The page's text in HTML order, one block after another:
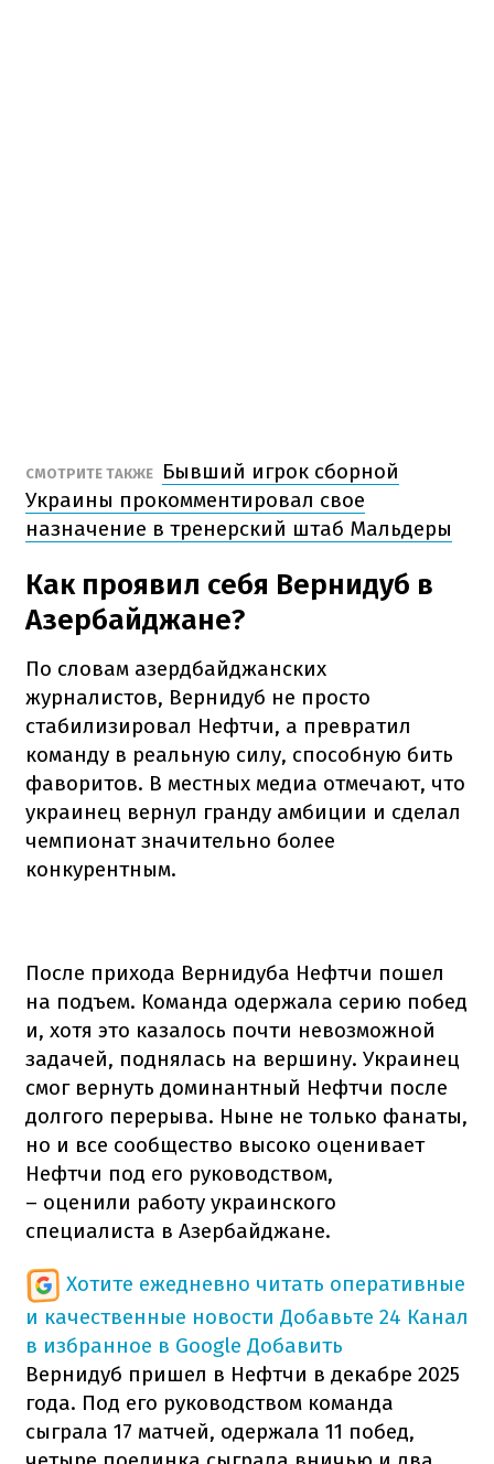
СМОТРИТЕ ТАКЖЕ
Бывший игрок сборной
Украины прокомментировал свое
назначение в тренерский штаб Мальдеры
Как проявил себя Вернидуб в
Азербайджане?
По словам азердбайджанских
журналистов, Вернидуб не просто
стабилизировал Нефтчи, а превратил
команду в реальную силу, способную бить
фаворитов. В местных медиа отмечают, что
украинец вернул гранду амбиции и сделал
чемпионат значительно более
конкурентным.
После прихода Вернидуба Нефтчи пошел
на подъем. Команда одержала серию побед
и, хотя это казалось почти невозможной
задачей, поднялась на вершину. Украинец
смог вернуть доминантный Нефтчи после
долгого перерыва. Ныне не только фанаты,
но и все сообщество высоко оценивает
Нефтчи под его руководством,
– оценили работу украинского
специалиста в Азербайджане.
Хотите ежедневно читать оперативные
и качественные новости Добавьте 24 Канал
в избранное в Google Добавить
Вернидуб пришел в Нефтчи в декабре 2025
года. Под его руководством команда
сыграла 17 матчей, одержала 11 побед,